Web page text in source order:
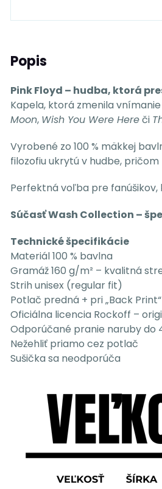
Popis
Pink Floyd – hudba, ktorá
Kapela, ktorá zmenila
Moon, Wish You Were Hereči
Vyrobené zo 100 % mäkkej
filozofiu ukrytú v hudbe,
Perfektná voľba pre
SúčasťWash Collection –
Technické špecifikácie
Materiál 100 % bavlna
Gramáž 160 g/m² – kvalitná
Strih unisex (regular fit)
Potlač predná + pri „Back
Oficiálna licencia Rockoff –
Odporúčané pranie naruby do
Nežehliť priamo cez potlač
Sušička sa neodporúča